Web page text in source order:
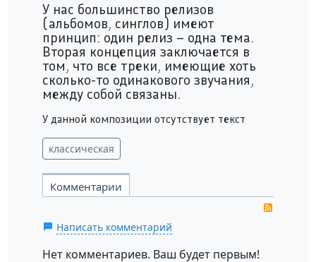
pause
У нас большинство релизов
(альбомов, синглов) имеют
принцип: один релиз – одна тема.
Вторая концепция заключается в
том, что все треки, имеющие хоть
сколько-то одинакового звучания,
между собой связаны.
У данной композиции отсутствует текст
классическая
Комментарии
Написать комментарий
Нет комментариев. Ваш будет первым!